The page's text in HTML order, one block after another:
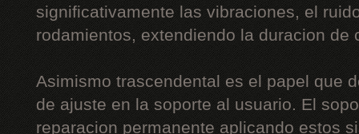
significativamente las vibraciones, el
rodamientos, extendiendo la duracion de
Asimismo trascendental es el papel que
de ajuste en la soporte al usuario. El
reparacion permanente aplicando estos